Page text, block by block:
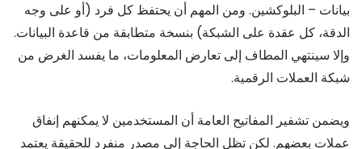
بيانات – البلوكشين. ومن المهم أن يحتفظ كل فرد (أو على وجه
الدقة، كل عقدة على الشبكة) بنسخة متطابقة من قاعدة البيانات.
وإلا سينتهي المطاف إلى تعارض المعلومات، ما يفسد الغرض من
شبكة العملات الرقمية.
ويضمن تشفير المفاتيح العامة أن المستخدمين لا يمكنهم إنفاق
عملات بعضهم. لكن تظل الحاجة إلى مصدر منفرد للحقيقة يعتمد